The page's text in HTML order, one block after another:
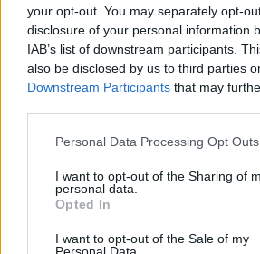
your opt-out. You may separately opt-
disclosure of your personal information
IAB’s list of downstream participants.
also be disclosed by us to third parties
Downstream Participants that may
Please note that this website/app uses
not limited to your visit or usage
grant or deny consent to Google and its
use your data for below specified
consent section.
Personal Data Processing Opt Outs
I want to opt-out of the Sharing of
personal data.
Opted In
I want to opt-out of the Sale of my
Personal Data.
fovarosi.blog.hu
16 éve
A rakparti P+GY fizetőssé tétele,
Sándor utca forgalomcsillapítása
azt akarja üzenni, hogy "kedves
autóval a belvárosba, mert már
vagytok"?